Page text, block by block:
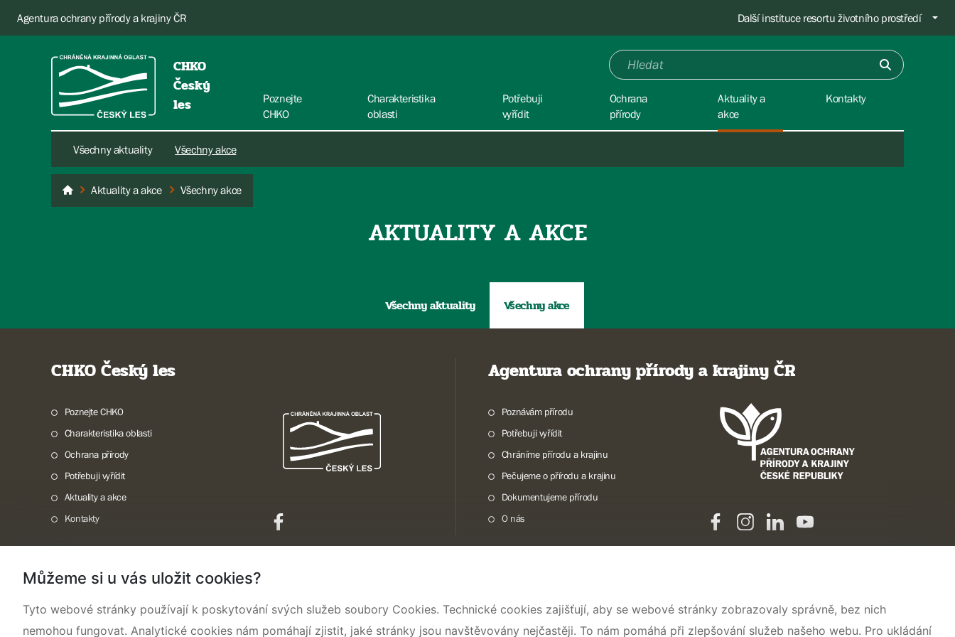
Agentura ochrany přírody a krajiny ČR Další instituce resortu životního prostředí
CHKO
Český
les
Poznejte
CHKO
Charakteristika
oblasti
Potřebuji
vyřídit
Ochrana
přírody
Aktuality a
akce
Všechny aktuality Všechny akce
Kontakty
Český les
Aktuality a akce Všechny akce
AKTUALITY A AKCE
Všechny aktuality Všechny akce
CHKO Český les
Poznejte CHKO
Charakteristika oblasti
Ochrana přírody
Potřebuji vyřídit
Aktuality a akce
Kontakty
Agentura ochrany přírody a krajiny ČR
Poznávám přírodu
Potřebuji vyřídit
Chráníme přírodu a krajinu
Pečujeme o přírodu a krajinu
Dokumentujeme přírodu
O nás
Mapa webu Prohlášení o přístupnosti Cookies
Můžeme si u vás uložit cookies?
Tyto webové stránky používají k poskytování svých služeb soubory Cookies. Technické cookies zajišťují, aby se webové stránky zobrazovaly správně, bez nich
nemohou fungovat. Analytické cookies nám pomáhají zjistit, jaké stránky jsou navštěvovány nejčastěji. To nám pomáhá při zlepšování služeb našeho webu. Pro ukládání